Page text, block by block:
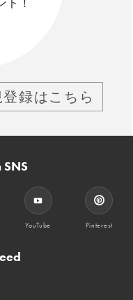
ト！
登録はこちら
YouTube Pinterest